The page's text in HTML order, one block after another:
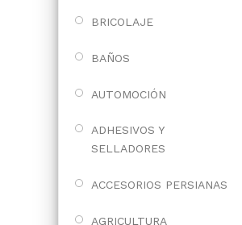
BRICOLAJE
BAÑOS
AUTOMOCIÓN
ADHESIVOS Y
SELLADORES
ACCESORIOS PERSIANAS
AGRICULTURA